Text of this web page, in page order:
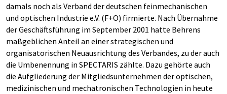
damals noch als Verband der deutschen feinmechanischen
und optischen Industrie e.V. (F+O) firmierte. Nach Übernahme
der Geschäftsführung im September 2001 hatte Behrens
maßgeblichen Anteil an einer strategischen und
organisatorischen Neuausrichtung des Verbandes, zu der auch
die Umbenennung in SPECTARIS zählte. Dazu gehörte auch
die Aufgliederung der Mitgliedsunternehmen der optischen,
medizinischen und mechatronischen Technologien in heute